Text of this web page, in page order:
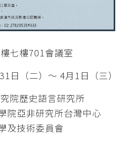
七樓701會議室
日（二）～ 4月1日（三）
院歷史語言研究所
非研究所台灣中心
術委員會